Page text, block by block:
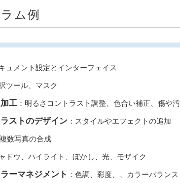
ム例
ュメント設定とインターフェイス
ツール、マスク
工：明るさコントラスト調整、色合い補正、傷や
ストのデザイン：スタイルやエフェクトの追加
数写真の合成
ドウ、ハイライト、ぼかし、光、モザイク
ーマネジメント ：色調、彩度、、カラーバランス